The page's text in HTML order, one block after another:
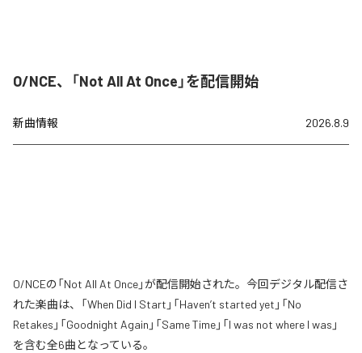
O/NCE、「Not All At Once」を配信開始
新曲情報 2026.8.9
O/NCEの「Not All At Once」が配信開始された。今回デジタル配信さ
れた楽曲は、「When Did I Start」「Haven’t started yet」「No
Retakes」「Goodnight Again」「Same Time」「I was not where I was」
を含む全6曲となっている。